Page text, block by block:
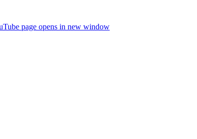
page opens in new window